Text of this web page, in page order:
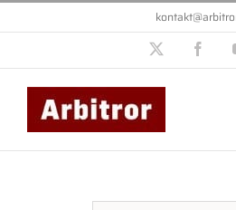
Przejdź
do